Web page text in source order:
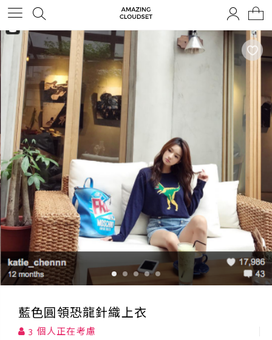
藍色圓領恐龍針織上衣
3 個人正在考慮